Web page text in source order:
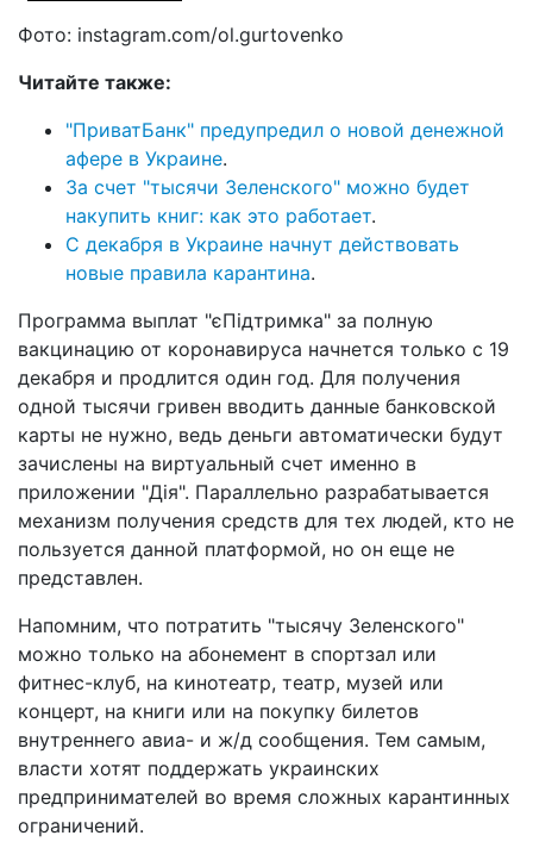
Фото: instagram.com/ol.gurtovenko
Читайте также:
"ПриватБанк" предупредил о новой денежной
афере в Украине.
За счет "тысячи Зеленского" можно будет
накупить книг: как это работает.
С декабря в Украине начнут действовать
новые правила карантина.
Программа выплат "єПідтримка" за полную
вакцинацию от коронавируса начнется только с 19
декабря и продлится один год. Для получения
одной тысячи гривен вводить данные банковской
карты не нужно, ведь деньги автоматически будут
зачислены на виртуальный счет именно в
приложении "Дія". Параллельно разрабатывается
механизм получения средств для тех людей, кто не
пользуется данной платформой, но он еще не
представлен.
Напомним, что потратить "тысячу Зеленского"
можно только на абонемент в спортзал или
фитнес-клуб, на кинотеатр, театр, музей или
концерт, на книги или на покупку билетов
внутреннего авиа- и ж/д сообщения. Тем самым,
власти хотят поддержать украинских
предпринимателей во время сложных карантинных
ограничений.